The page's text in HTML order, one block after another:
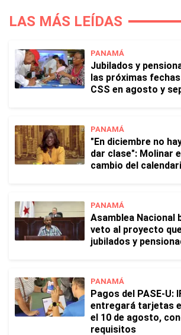
LAS MÁS LEÍDAS
PANAMÁ
Jubilados y
las próximas
CSS en agosto y
PANAMÁ
"En diciembre no
dar clase": Molinar
cambio del
PANAMÁ
Asamblea Nacional
veto al proyecto
jubilados y
PANAMÁ
Pagos del PASE-U:
entregará tarjetas
el 10 de agosto,
requisitos